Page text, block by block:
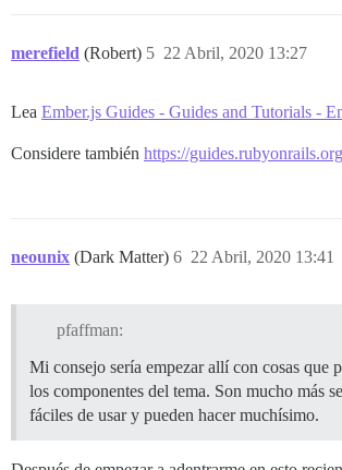
merefield (Robert) 22 Abril, 2020 13:27
5
Lea Ember.js Guides - Guides and Tutorials -
Considere también https://
neounix (Dark Matter) 22 Abril, 2020 13:41
6
pfaffman:
Mi consejo sería empezar allí con cosas que
los componentes del tema. Son mucho más
fáciles de usar y pueden hacer muchísimo.